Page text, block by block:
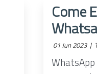
Come
01 Jun 2023 |
WhatsApp